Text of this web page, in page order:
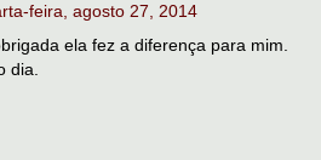
feira, agosto 27, 2014
ela fez a diferença para mim.
dia.